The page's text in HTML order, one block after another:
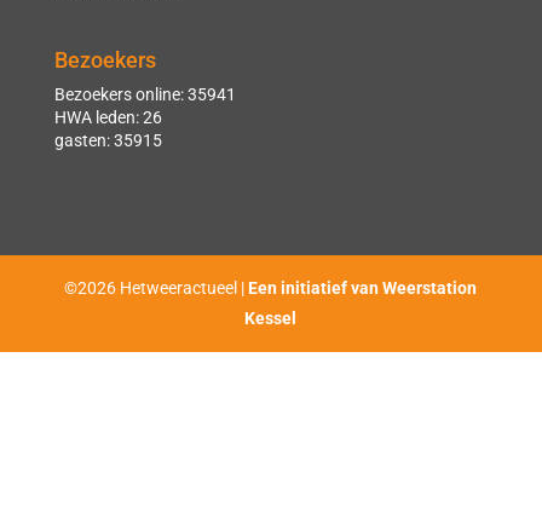
Bezoekers
Bezoekers online: 35941
HWA leden: 26
gasten: 35915
©2026 Hetweeractueel |Een initiatief van Weerstation
Kessel